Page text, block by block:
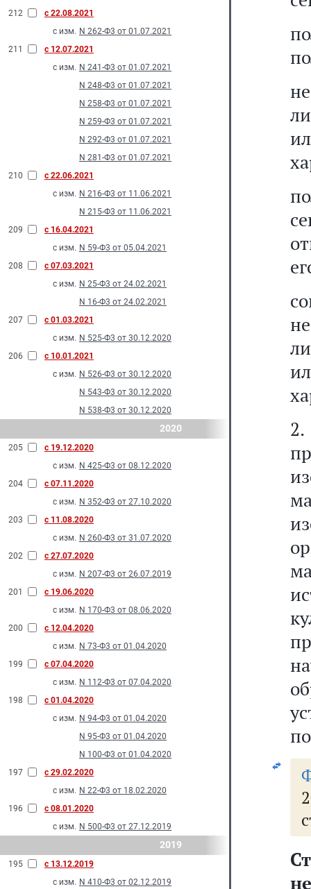
212
с 22.08.2021
с изм. N 262-Ф3 от 01.07.2021
211
с 12.07.2021
с изм. N 241-Ф3 от 01.07.2021
N 248-Ф3 от 01.07.2021
N 258-Ф3 от 01.07.2021
N 259-Ф3 от 01.07.2021
N 292-Ф3 от 01.07.2021
N 281-Ф3 от 01.07.2021
210
с 22.06.2021
с изм. N 216-Ф3 от 11.06.2021
N 215-Ф3 от 11.06.2021
209
с 16.04.2021
с изм. N 59-Ф3 от 05.04.2021
208
с 07.03.2021
с изм. N 25-Ф3 от 24.02.2021
N 16-Ф3 от 24.02.2021
207
с 01.03.2021
с изм. N 525-Ф3 от 30.12.2020
206
с 10.01.2021
с изм. N 526-Ф3 от 30.12.2020
N 543-Ф3 от 30.12.2020
N 538-Ф3 от 30.12.2020
2020
205
с 19.12.2020
с изм. N 425-Ф3 от 08.12.2020
204
с 07.11.2020
с изм. N 352-Ф3 от 27.10.2020
203
с 11.08.2020
с изм. N 260-Ф3 от 31.07.2020
202
с 27.07.2020
с изм. N 207-Ф3 от 26.07.2019
201
с 19.06.2020
с изм. N 170-Ф3 от 08.06.2020
200
с 12.04.2020
с изм. N 73-Ф3 от 01.04.2020
199
с 07.04.2020
с изм. N 112-Ф3 от 07.04.2020
198
с 01.04.2020
с изм. N 94-Ф3 от 01.04.2020
N 95-Ф3 от 01.04.2020
N 100-Ф3 от 01.04.2020
197
с 29.02.2020
с изм. N 22-Ф3 от 18.02.2020
196
с 08.01.2020
с изм. N 500-Ф3 от 27.12.2019
2019
195
с 13.12.2019
с изм. N 410-Ф3 от 02.12.2019